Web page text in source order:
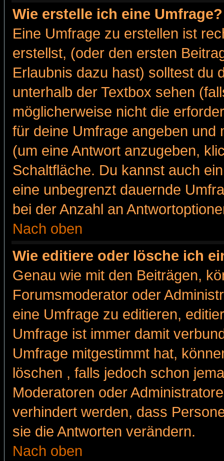
Wie erstelle ich eine Umfrage?
Eine Umfrage zu erstellen ist
erstellst, (oder den ersten
Erlaubnis dazu hast) solltest du
unterhalb der Textbox sehen
möglicherweise nicht die
für deine Umfrage angeben und
(um eine Antwort anzugeben,
Schaltfläche. Du kannst auch
eine unbegrenzt dauernde
bei der Anzahl an
Nach oben
Wie editiere oder lösche ich
Genau wie mit den Beiträgen,
Forumsmoderator oder
eine Umfrage zu editieren,
Umfrage ist immer damit
Umfrage mitgestimmt hat,
löschen , falls jedoch schon
Moderatoren oder
verhindert werden, dass
sie die Antworten verändern.
Nach oben